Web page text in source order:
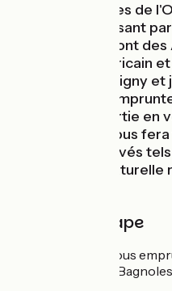
Cap sur Bagnoles de
familiale en passant
Samson et le Mont
du massif armoricain
À partir de Damigny et
Samson, vous
ferrée reconvertie en
sécurisée qui vous
espaces préservés
ou la réserve
Détail de l'étape
Sur cette étape, vous
entre Alençon et